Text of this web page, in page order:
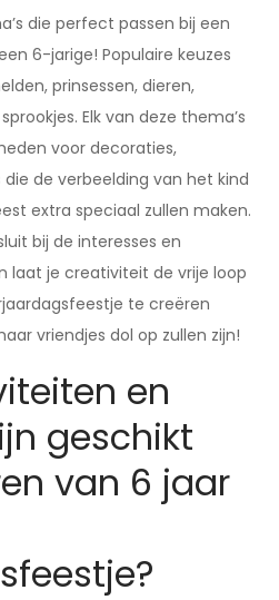
die perfect passen bij een
6-jarige! Populaire keuzes
prinsessen, dieren,
Elk van deze thema’s
voor decoraties,
de verbeelding van het kind
extra speciaal zullen maken.
bij de interesses en
laat je creativiteit de vrije loop
te creëren
vriendjes dol op zullen zijn!
en
geschikt
van 6 jaar